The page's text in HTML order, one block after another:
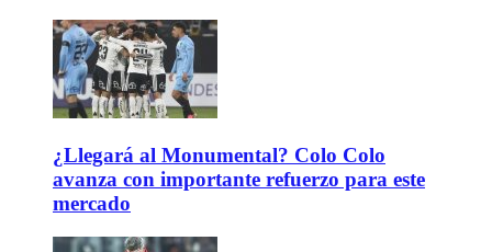
¿Llegará al Monumental? Colo Colo
avanza con importante refuerzo para este
mercado